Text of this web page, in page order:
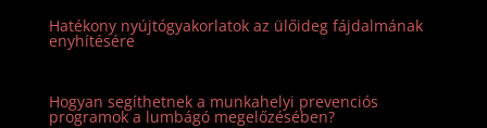
Hatékony nyújtógyakorlatok az ülőideg fájdalmának
enyhítésére
Hogyan segíthetnek a munkahelyi prevenciós
programok a lumbágó megelőzésében?